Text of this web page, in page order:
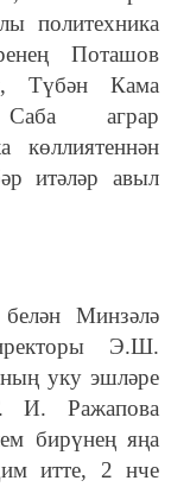
политехника
Поташов
Түбән Кама
Саба аграр
көллиятеннән
итәләр авыл
Минзәлә
Э.Ш.
ң уку эшләре
И. Ражапова
бирүнең яңа
итте, 2 нче